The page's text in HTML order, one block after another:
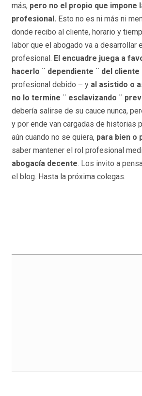
más, pero no el propio que impone
profesional. Esto no es ni más ni
donde recibo al cliente, horario y
labor que el abogado va a desarrollar
profesional. El encuadre juega a
hacerlo ¨ dependiente ¨ del
profesional debido – y al asistido o
no lo termine ¨ esclavizando ¨
debería salirse de su cauce nunca,
y por ende van cargadas de historias
aún cuando no se quiera, para bien o
saber mantener el rol profesional
abogacía decente. Los invito a
el blog. Hasta la próxima colegas.